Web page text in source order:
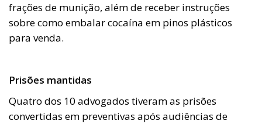
frações de munição, além de receber instruções
sobre como embalar cocaína em pinos plásticos
para venda.
Prisões mantidas
Quatro dos 10 advogados tiveram as prisões
convertidas em preventivas após audiências de